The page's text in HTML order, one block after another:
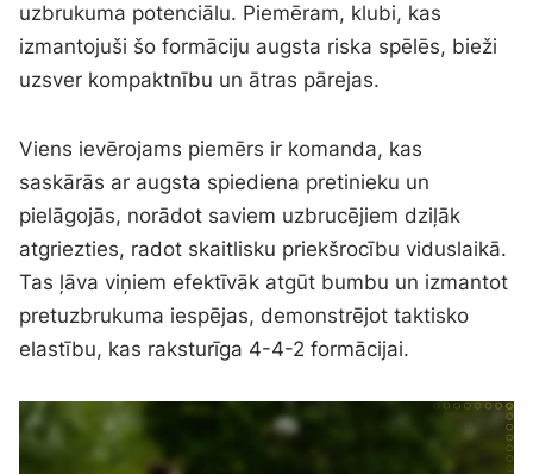
uzbrukuma potenciālu. Piemēram, klubi, kas
izmantojuši šo formāciju augsta riska spēlēs, bieži
uzsver kompaktnību un ātras pārejas.
Viens ievērojams piemērs ir komanda, kas
saskārās ar augsta spiediena pretinieku un
pielāgojās, norādot saviem uzbrucējiem dziļāk
atgriezties, radot skaitlisku priekšrocību viduslaikā.
Tas ļāva viņiem efektīvāk atgūt bumbu un izmantot
pretuzbrukuma iespējas, demonstrējot taktisko
elastību, kas raksturīga 4-4-2 formācijai.